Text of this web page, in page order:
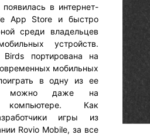
в интернет-
App Store и быстро
среди владельцев
устройств.
портирована на
мобильных
в одну из ее
можно даже на
компьютере. Как
игры из
Rovio Mobile, за все